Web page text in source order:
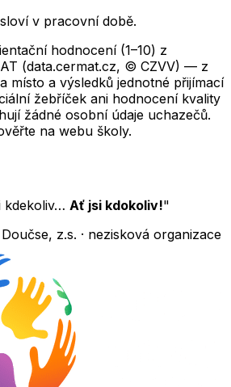
v pracovní době.
hodnocení (1–10) z
(data.cermat.cz, © CZVV) — z
místo a výsledků jednotné přijímací
žebříček ani hodnocení kvality
žádné osobní údaje uchazečů.
na webu školy.
kdekoliv… Ať jsi kdokoliv!"
z.s. · nezisková organizace